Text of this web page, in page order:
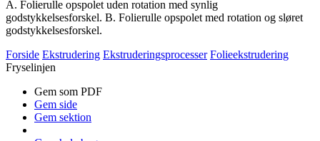
A. Folierulle opspolet uden rotation med synlig
godstykkelsesforskel. B. Folierulle opspolet med rotation og sløret
godstykkelsesforskel.
Forside Ekstrudering Ekstruderingsprocesser Folieekstrudering
Fryselinjen
Gem som PDF
Gem side
Gem sektion